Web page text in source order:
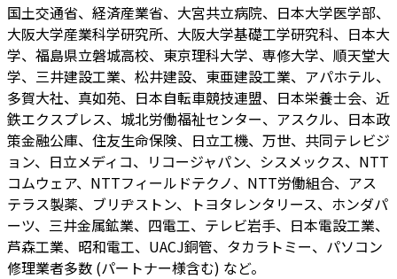
国土交通省、経済産業省、大宮共立病院、日本大学医学部、
大阪大学産業科学研究所、大阪大学基礎工学研究科、日本大
学、福島県立磐城高校、東京理科大学、専修大学、順天堂大
学、三井建設工業、松井建設、東亜建設工業、アパホテル、
多賀大社、真如苑、日本自転車競技連盟、日本栄養士会、近
鉄エクスプレス、城北労働福祉センター、アスクル、日本政
策金融公庫、住友生命保険、日立工機、万世、共同テレビジ
ョン、日立メディコ、リコージャパン、シスメックス、NTT
コムウェア、NTTフィールドテクノ、NTT労働組合、アス
テラス製薬、ブリヂストン、トヨタレンタリース、ホンダパ
ーツ、三井金属鉱業、四電工、テレビ岩手、日本電設工業、
芦森工業、昭和電工、UACJ銅管、タカラトミー、パソコン
修理業者多数 (パートナー様含む) など。